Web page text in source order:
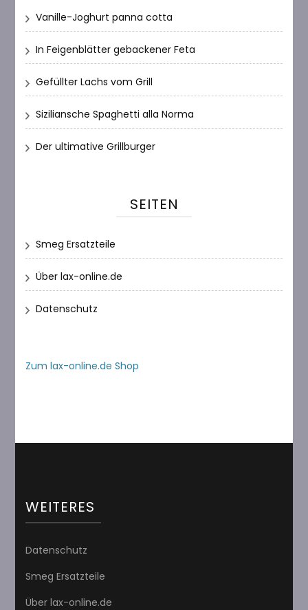
Vanille-Joghurt panna cotta
In Feigenblätter gebackener Feta
Gefüllter Lachs vom Grill
Siziliansche Spaghetti alla Norma
Der ultimative Grillburger
SEITEN
Smeg Ersatzteile
Über lax-online.de
Datenschutz
Zum lax-online.de Shop
WEITERES
Datenschutz
Smeg Ersatzteile
Über lax-online.de